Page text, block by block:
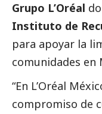
Grupo L’Oréal
Instituto de
para apoyar la
comunidades en
“En L’Oréal
compromiso de